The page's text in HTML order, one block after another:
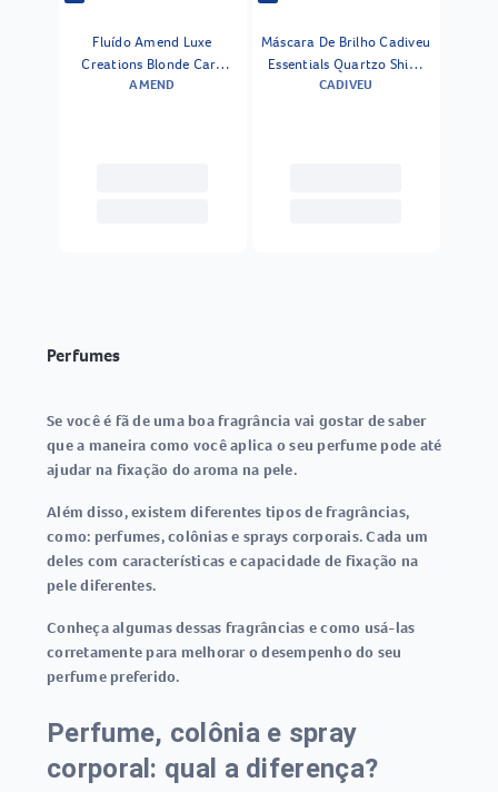
Fluído Amend Luxe
Creations Blonde Care
180ml
AMEND
Máscara De Brilho Cadiveu
Essentials Quartzo Shine
200 Ml
CADIVEU
Perfumes
Se você é fã de uma boa fragrância vai gostar de saber
que a maneira como você aplica o seu perfume pode até
ajudar na fixação do aroma na pele.
Além disso, existem diferentes tipos de fragrâncias,
como: perfumes, colônias e sprays corporais. Cada um
deles com características e capacidade de fixação na
pele diferentes.
Conheça algumas dessas fragrâncias e como usá-las
corretamente para melhorar o desempenho do seu
perfume preferido.
Perfume, colônia e spray
corporal: qual a diferença?